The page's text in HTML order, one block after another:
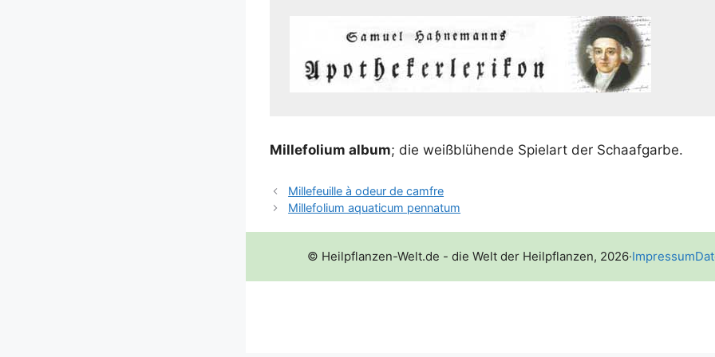
Mil­le­fo­li­um album; die weiß­blü­hen­de Spiel­art der Schaafgarbe.
Millefeuille à odeur de camfre
Millefolium aquaticum pennatum
© Heilpflanzen-Welt.de - die Welt der Heilpflanzen, 2026·Impressum